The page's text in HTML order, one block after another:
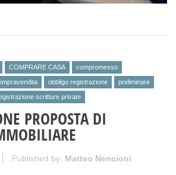
COMPRARE CASA compromesso
obbligo registrazione preliminare
scritture private
PROPOSTA DI
Published by: Matteo Nencioni